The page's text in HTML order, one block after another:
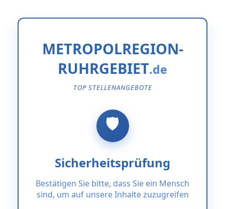
METROPOLREGION-
RUHRGEBIET
TOP STELLENANGEBOTE
Sicherheitsprüfung
Bestätigen Sie bitte, dass Sie ein Mensch
sind, um auf unsere Inhalte zuzugreifen